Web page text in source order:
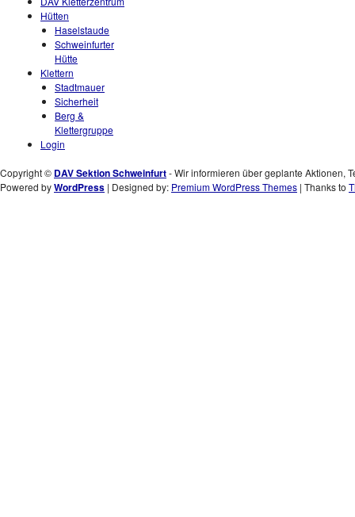
Hütten
Haselstaude
Schweinfurter
Hütte
Klettern
Stadtmauer
Sicherheit
Berg &
Klettergruppe
Login
Copyright © DAV Sektion Schweinfurt- Wir informieren über geplante Aktionen,
Powered byWordPress | Designed by: Premium WordPress Themes | Thanks to